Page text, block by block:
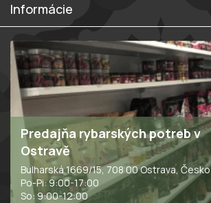
Informácie
Predajňa rybarských potreb v
Ostravě
Bulharská 1669/15, 708 00 Ostrava, Česko
Po-Pi: 9:00-17:00
So: 9:00-12:00